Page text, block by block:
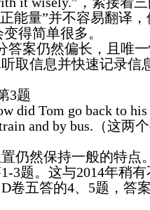
能量”并不容易翻译
得简单很多。
答案仍然偏长，且唯
取信息并快速记录
3题
did Tom go back to his
and by bus. （这两
仍然保持一般的特点
1-3题。这与2014年稍有
D卷五答的4、 5题，答